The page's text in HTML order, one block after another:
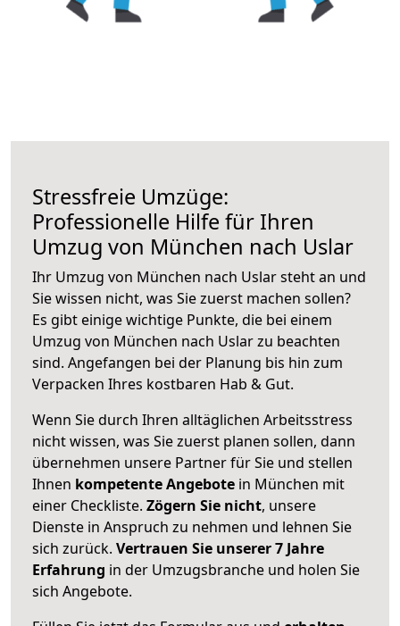
Stressfreie Umzüge:
Professionelle Hilfe für Ihren
Umzug von München nach Uslar
Ihr Umzug von München nach Uslar steht an und
Sie wissen nicht, was Sie zuerst machen sollen?
Es gibt einige wichtige Punkte, die bei einem
Umzug von München nach Uslar zu beachten
sind. Angefangen bei der Planung bis hin zum
Verpacken Ihres kostbaren Hab & Gut.
Wenn Sie durch Ihren alltäglichen Arbeitsstress
nicht wissen, was Sie zuerst planen sollen, dann
übernehmen unsere Partner für Sie und stellen
Ihnen kompetente Angebote in München mit
einer Checkliste. Zögern Sie nicht, unsere
Dienste in Anspruch zu nehmen und lehnen Sie
sich zurück. Vertrauen Sie unserer 7 Jahre
Erfahrung in der Umzugsbranche und holen Sie
sich Angebote.